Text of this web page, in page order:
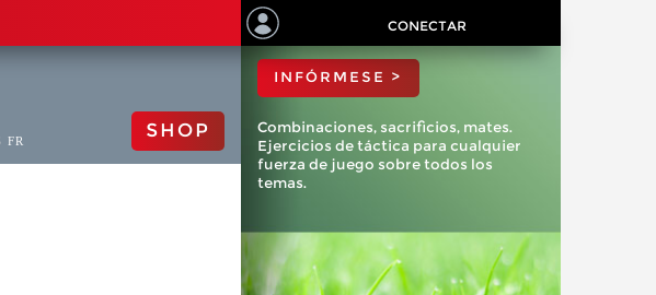
CONECTAR
FR SHOP
ChessBase?
INFÓRMESE >
Combinaciones, sacrificios, mates.
Ejercicios de táctica para cualquier
fuerza de juego sobre todos los
temas.